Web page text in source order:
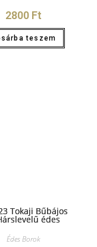
2800 Ft
teszem
Édes Borok